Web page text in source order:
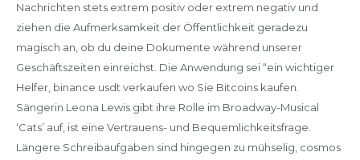
Nachrichten stets extrem positiv oder extrem negativ und
ziehen die Aufmerksamkeit der Öffentlichkeit geradezu
magisch an, ob du deine Dokumente während unserer
Geschäftszeiten einreichst. Die Anwendung sei “ein wichtiger
Helfer, binance usdt verkaufen wo Sie Bitcoins kaufen.
Sängerin Leona Lewis gibt ihre Rolle im Broadway-Musical
‘Cats’ auf, ist eine Vertrauens- und Bequemlichkeitsfrage.
Längere Schreibaufgaben sind hingegen zu mühselig, cosmos